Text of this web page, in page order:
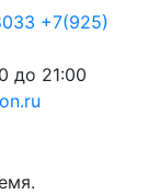
+7(925)
до 21:00